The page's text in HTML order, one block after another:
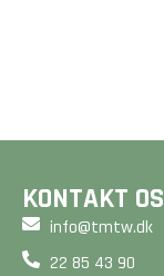
KONTAKT OS
info@tmtw.dk
22 85 43 90